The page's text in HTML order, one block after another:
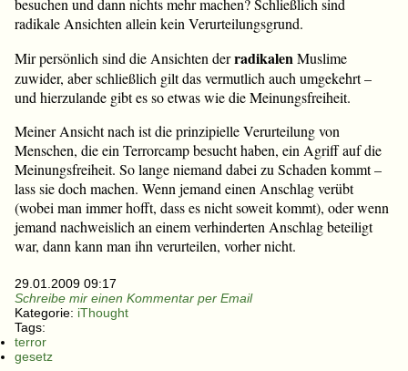
besuchen und dann nichts mehr machen? Schließlich sind
radikale Ansichten allein kein Verurteilungsgrund.
Mir persönlich sind die Ansichten derradikalenMuslime
zuwider, aber schließlich gilt das vermutlich auch umgekehrt –
und hierzulande gibt es so etwas wie die Meinungsfreiheit.
Meiner Ansicht nach ist die prinzipielle Verurteilung von
Menschen, die ein Terrorcamp besucht haben, ein Agriff auf die
Meinungsfreiheit. So lange niemand dabei zu Schaden kommt –
lass sie doch machen. Wenn jemand einen Anschlag verübt
(wobei man immer hofft, dass es nicht soweit kommt), oder wenn
jemand nachweislich an einem verhinderten Anschlag beteiligt
war, dann kann man ihn verurteilen, vorher nicht.
29.01.2009 09:17
Schreibe mir einen Kommentar per Email
Kategorie: iThought
Tags:
terror
gesetz